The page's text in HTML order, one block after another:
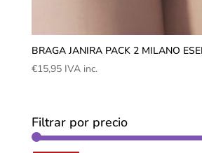
BRAGA JANIRA PACK 2 MILANO
€15,95 IVA inc.
Filtrar por precio